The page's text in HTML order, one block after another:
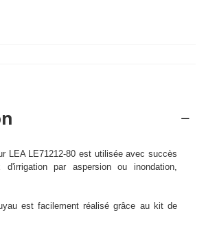
LEA LE71212-80 est utilisée avec succès
par aspersion ou inondation,
est facilement réalisé grâce au kit de